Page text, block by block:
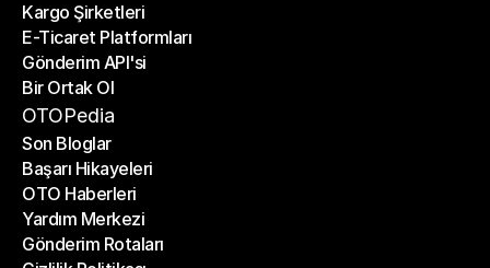
Kargo Şirketleri
Kargo Şirketleri
E-Ticaret Platformları
E-Ticaret Platformları
Gönderim API'si
Gönderim API'si
Bir Ortak Ol
Bir Ortak Ol
OTOPedia
Son Bloglar
Son Bloglar
Başarı Hikayeleri
Başarı Hikayeleri
OTO Haberleri
OTO Haberleri
Yardım Merkezi
Yardım Merkezi
Gönderim Rotaları